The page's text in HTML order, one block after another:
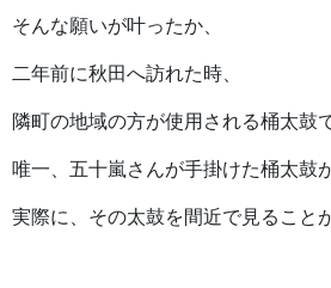
そんな願いが叶ったか、
二年前に秋田へ訪れた時、
隣町の地域の方が使用される桶太鼓で
唯一、五十嵐さんが手掛けた桶太鼓
実際に、その太鼓を間近で見ること